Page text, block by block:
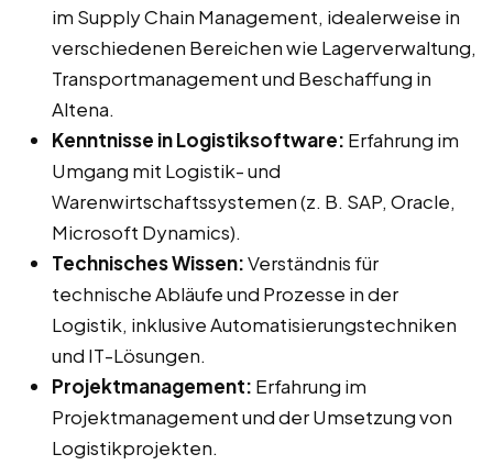
im Supply Chain Management, idealerweise in
verschiedenen Bereichen wie Lagerverwaltung,
Transportmanagement und Beschaffung in
Altena.
Kenntnisse in Logistiksoftware: Erfahrung im
Umgang mit Logistik- und
Warenwirtschaftssystemen (z. B. SAP, Oracle,
Microsoft Dynamics).
Technisches Wissen:Verständnis für
technische Abläufe und Prozesse in der
Logistik, inklusive Automatisierungstechniken
und IT-Lösungen.
Projektmanagement: Erfahrung im
Projektmanagement und der Umsetzung von
Logistikprojekten.